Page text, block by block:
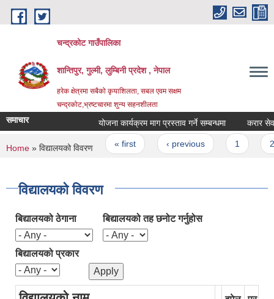
Skip to main content
चन्द्रकोट गाउँपालिका
शान्तिपुर, गुल्मी, लुम्बिनी प्रदेश , नेपाल
हरेक क्षेत्रमा सबैको कृयाशिलता, सबल एवम सक्षम
चन्द्रकोट,भ्रष्टचारमा शुन्य सहनशीलता
समाचार योजना कार्यक्रम माग प्रस्ताव गर्ने सम्बन्धमा करार
Pages
« first ‹ previous
You are here
Home » विद्यालयको विवरण
विद्यालयको विवरण
बिद्यालयको ठेगाना बिद्यालयको तह छनोट गर्नुहोस
बिद्यालयको प्रकार